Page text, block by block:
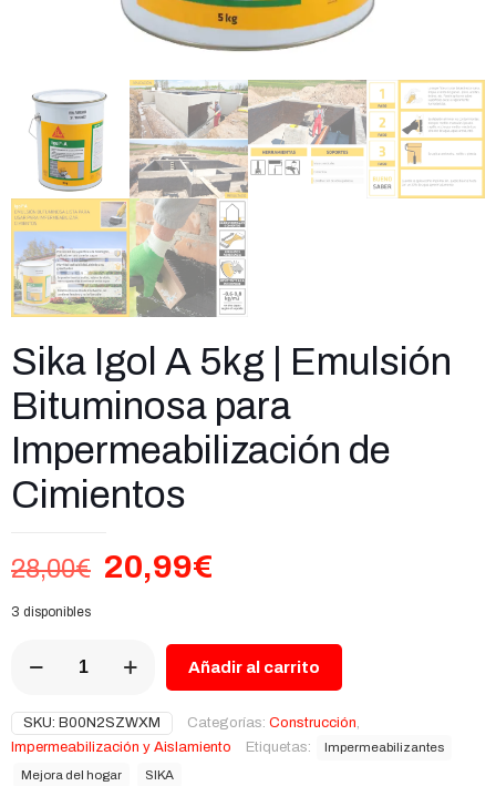
Sika Igol A 5kg | Emulsión
Bituminosa para
Impermeabilización de
Cimientos
28,00€ El
era:
28,00€.
20,99€
es:
20,99€.
3 disponibles
Igol
5kg
|
Emulsión
Bituminosa
Añadir al carrito
SKU: B00N2SZWXM Categorías: Construcción,
Impermeabilización y Aislamiento
Etiquetas: Impermeabilizantes
Mejora del hogar SIKA